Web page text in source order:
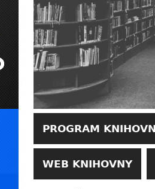
PROGRAM
WEB KNIHOVNY